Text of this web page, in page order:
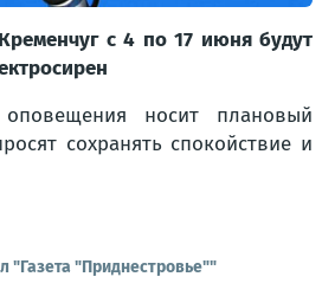
с 4 по 17 июня будут
носит плановый
сохранять спокойствие и
"Газета "Приднестровье""